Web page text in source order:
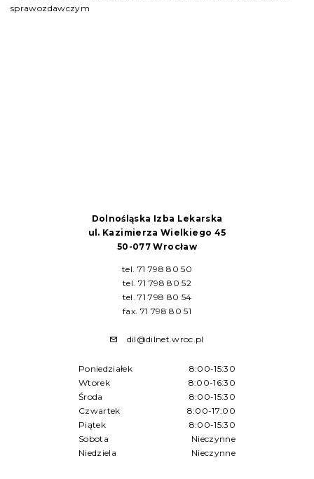
sprawozdawczym
Dolnośląska Izba Lekarska
ul. Kazimierza Wielkiego 45
50-077 Wrocław
tel. 71 798 80 50
tel. 71 798 80 52
tel. 71 798 80 54
fax. 71 798 80 51
dil@dilnet.wroc.pl
Poniedziałek
8:00-15:30
Wtorek
8:00-16:30
Środa
8:00-15:30
Czwartek
8:00-17:00
Piątek
8:00-15:30
Sobota
Nieczynne
Niedziela
Nieczynne